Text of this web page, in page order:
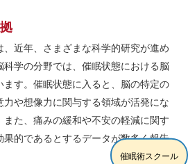
近年、さまざまな科学的研究が進め
学の分野では、催眠状態における脳
す。催眠状態に入ると、脳の特定の
や想像力に関与する領域が活発にな
た、痛みの緩和や不安の軽減に関す
的であるとするデータが数多く報告
催眠術スクール